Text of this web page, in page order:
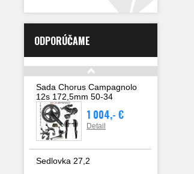
ODPORÚČAME
Sada Chorus Campagnolo
12s 172,5mm 50-34
1 004,- €
Detail
Sedlovka 27,2